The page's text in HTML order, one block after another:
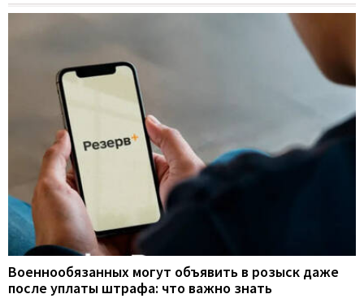
Военнообязанных могут объявить в розыск даже
после уплаты штрафа: что важно знать